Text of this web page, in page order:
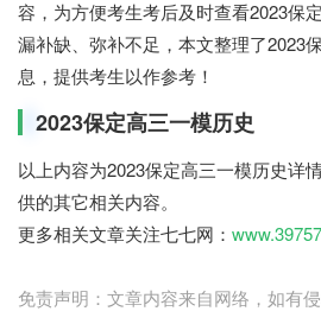
容，为方便考生考后及时查看2023保
漏补缺、弥补不足，本文整理了2023
息，提供考生以作参考！
2023保定高三一模历史
以上内容为2023保定高三一模历史详
供的其它相关内容。
更多相关文章关注七七网：
免责声明：文章内容来自网络，如有侵